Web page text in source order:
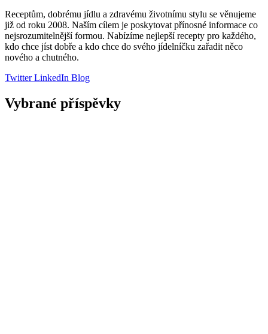
Receptům, dobrému jídlu a zdravému životnímu stylu se věnujeme
již od roku 2008. Naším cílem je poskytovat přínosné informace co
nejsrozumitelnější formou. Nabízíme nejlepší recepty pro každého,
kdo chce jíst dobře a kdo chce do svého jídelníčku zařadit něco
nového a chutného.
TwitterLinkedIn Blog
Vybrané příspěvky